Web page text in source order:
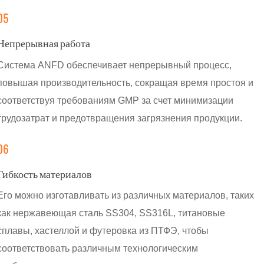
работа
ANFD обеспечивает непрерывный процесс,
производительность, сокращая время простоя и
требованиям GMP за счет минимизации
и предотвращения загрязнения продукции.
материалов
можно изготавливать из различных материалов, таких
нержавеющая сталь SS304, SS316L, титановые
хастеллой и футеровка из ПТФЭ, чтобы
различным технологическим